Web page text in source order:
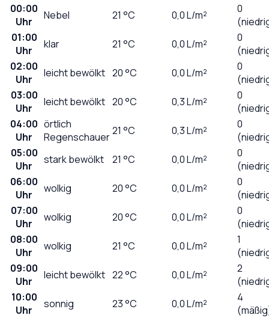
00:00
Uhr
Nebel 21 °C 0,0L/m²
0
01:00
Uhr
klar 21 °C 0,0L/m²
0
02:00
Uhr
leicht bewölkt 20°C 0,0L/m²
0
03:00
Uhr
leicht bewölkt 20°C 0,3L/m²
0
04:00
Uhr
örtlich
Regenschauer21 °C 0,3L/m²
0
05:00
Uhr
stark bewölkt 21 °C 0,0L/m²
0
06:00
Uhr
wolkig 20°C 0,0L/m²
0
07:00
Uhr
wolkig 20°C 0,0L/m²
0
08:00
Uhr
wolkig 21 °C 0,0L/m²
1
09:00
Uhr
leicht bewölkt 22°C 0,0L/m²
2
10:00
Uhr
sonnig 23°C 0,0L/m²
4